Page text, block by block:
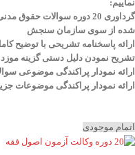
نماییم:
شده از سوی سازمان سنجش
ارائه پاسخنامه تشریحی با توضیح
تشریح نمودن دلیل دستی گزینه
ارائه نمودار پراکندگی موضوعی
رائه نمودار پراکندگی موضوعات
اتمام موجودی